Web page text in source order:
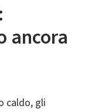
ancora
caldo, gli